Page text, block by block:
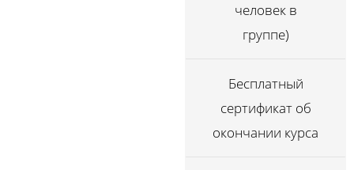
человек в
группе)
Бесплатный
сертификат об
окончании курса